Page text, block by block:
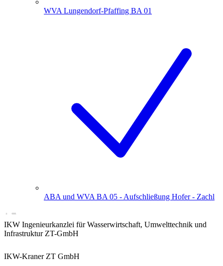
WVA Lungendorf-Pfaffing BA 01
ABA und WVA BA 05 - Aufschließung Hofer - Zachl
IKW Ingenieurkanzlei für Wasserwirtschaft, Umwelttechnik und
Infrastruktur ZT-GmbH
IKW-Kraner ZT GmbH